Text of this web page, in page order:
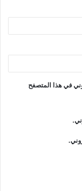
في هذا المتصفح